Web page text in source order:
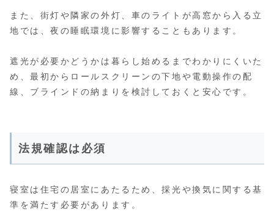
また、街灯や隣家の外灯、車のライトが高窓から入る立
地では、夜の睡眠環境に影響することもあります。
遮光が必要かどうかは暮らし始めるまでわかりにくいた
め、最初からロールスクリーンの下地や電動操作の配
線、ブラインドの納まりを検討しておくと安心です。
法規確認は必須
寝室は住宅の居室にあたるため、採光や換気に関する基
準を満たす必要があります。